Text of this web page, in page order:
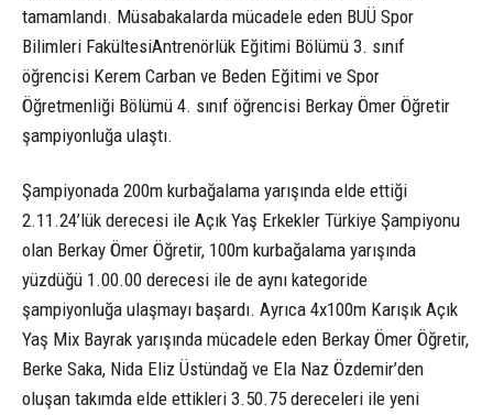
tamamlandı. Müsabakalarda mücadele eden BUÜ Spor
Bilimleri FakültesiAntrenörlük Eğitimi Bölümü 3. sınıf
öğrencisi Kerem Carban ve Beden Eğitimi ve Spor
Öğretmenliği Bölümü 4. sınıf öğrencisi Berkay Ömer Öğretir
şampiyonluğa ulaştı.
Şampiyonada 200m kurbağalama yarışında elde ettiği
2.11.24’lük derecesi ile Açık Yaş Erkekler Türkiye Şampiyonu
olan Berkay Ömer Öğretir, 100m kurbağalama yarışında
yüzdüğü 1.00.00 derecesi ile de aynı kategoride
şampiyonluğa ulaşmayı başardı. Ayrıca 4x100m Karışık Açık
Yaş Mix Bayrak yarışında mücadele eden Berkay Ömer Öğretir,
Berke Saka, Nida Eliz Üstündağ ve Ela Naz Özdemir’den
oluşan takımda elde ettikleri 3.50.75 dereceleri ile yeni